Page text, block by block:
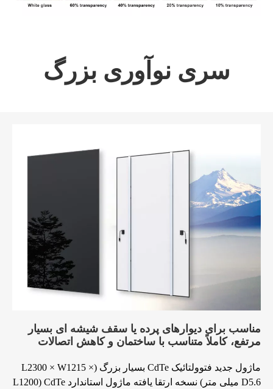
سری نوآوری بزرگ
مناسب برای دیوارهای پرده یا سقف شیشه ای بسیار
مرتفع، کاملاً متناسب با ساختمان و کاهش اتصالات
ماژول جدید فتوولتائیک CdTe بسیار بزرگ (L2300 × W1215 ×
D5.6 میلی متر) نسخه ارتقا یافته ماژول استاندارد CdTe (L1200